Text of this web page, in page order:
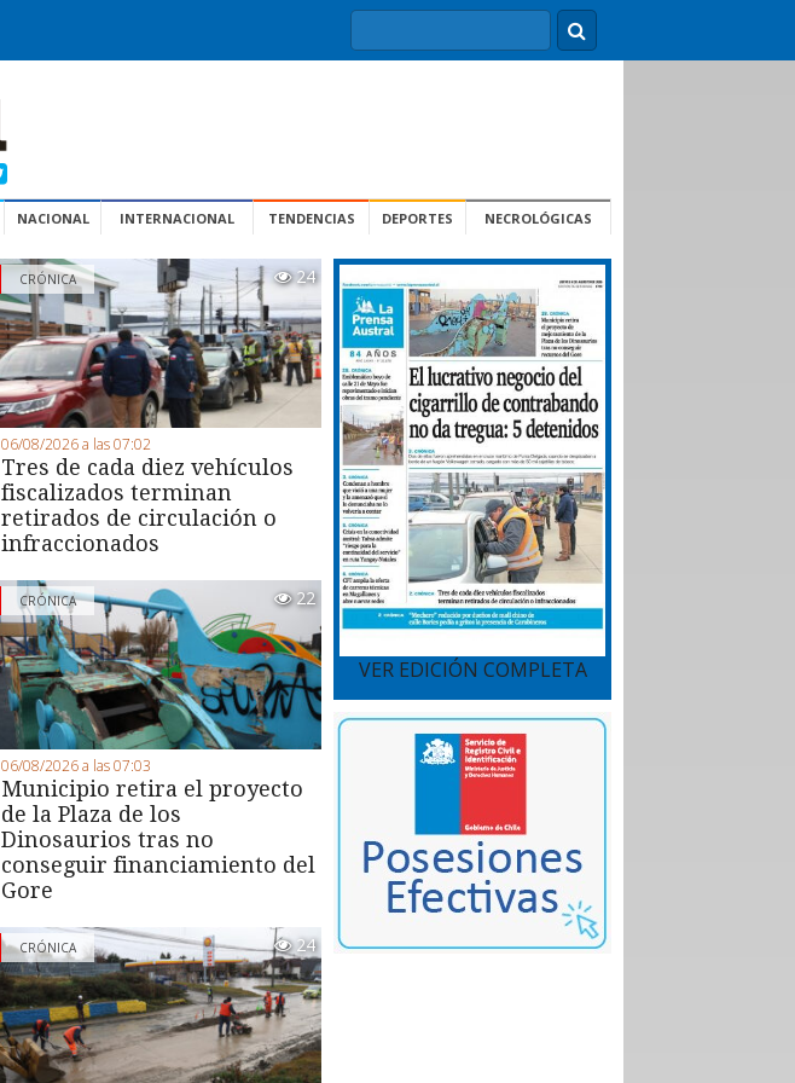
NACIONAL INTERNACIONAL TENDENCIAS DEPORTES NECROLÓGICAS
CRÓNICA 24
06/08/2026 a las 07:02
Tres de cada diez vehículos
fiscalizados terminan
retirados de circulación o
infraccionados
CRÓNICA 22
06/08/2026 a las 07:03
Municipio retira el proyecto
de la Plaza de los
Dinosaurios tras no
conseguir financiamiento del
Gore
CRÓNICA 24
VER EDICIÓN COMPLETA